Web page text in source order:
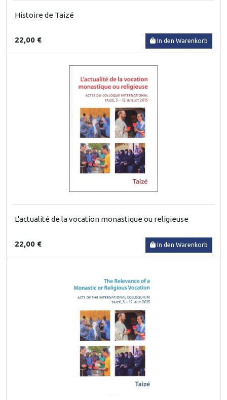
Histoire de Taizé
22,00 € In den Warenkorb
L'actualité de la vocation monastique ou religieuse
22,00 € In den Warenkorb